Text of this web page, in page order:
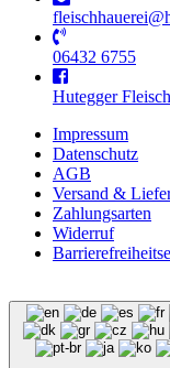
06432 6755
Hutegger
Impressum
Datenschutz
AGB
Versand &
Zahlungsarten
Widerruf